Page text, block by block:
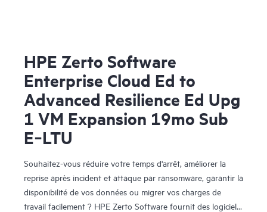
HPE Zerto Software
Enterprise Cloud Ed to
Advanced Resilience Ed Upg
1 VM Expansion 19mo Sub
E‑LTU
Souhaitez-vous réduire votre temps d'arrêt, améliorer la
reprise après incident et attaque par ransomware, garantir la
disponibilité de vos données ou migrer vos charges de
travail facilement ? HPE Zerto Software fournit des logiciels